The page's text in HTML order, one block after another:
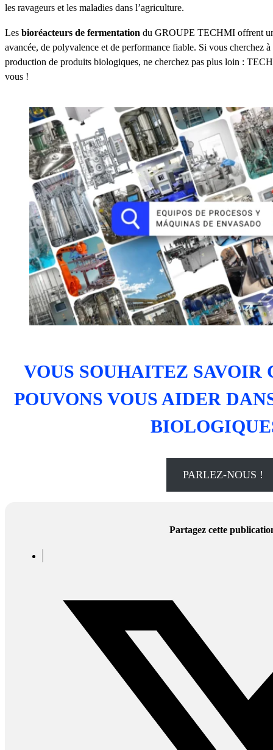
les ravageurs et les maladies dans l’agriculture.
Les bioréacteurs de fermentation du GROUPE TECHMI offrent
avancée, de polyvalence et de performance fiable. Si vous cherchez
production de produits biologiques, ne cherchez pas plus loin :
vous !
VOUS SOUHAITEZ SAVOIR
POUVONS VOUS AIDER
PARLEZ-NOUS !
Partagez cette